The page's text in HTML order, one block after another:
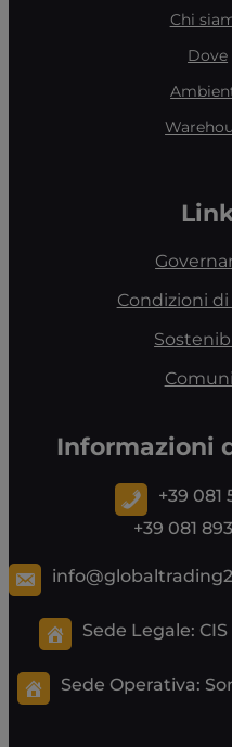
Chi
Dove
Condizioni
Informazioni
+39 081
+39 081
Sede Legale:
Sede Operativa: